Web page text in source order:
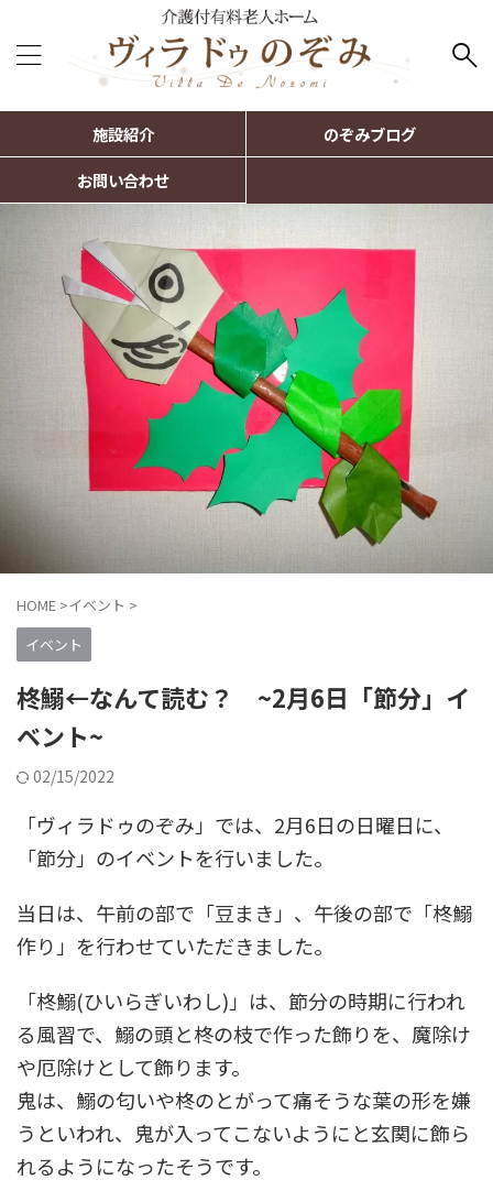
施設紹介
のぞみブログ
お問い合わせ
HOME >イベント >
イベント
柊鰯←なんて読む？ ~2月6日「節分」イ
ベント~
02/15/2022
「ヴィラドゥのぞみ」では、2月6日の日曜日に、
「節分」のイベントを行いました。
当日は、午前の部で「豆まき」、午後の部で「柊鰯
作り」を行わせていただきました。
「柊鰯(ひいらぎいわし)」は、節分の時期に行われ
る風習で、鰯の頭と柊の枝で作った飾りを、魔除け
や厄除けとして飾ります。
鬼は、鰯の匂いや柊のとがって痛そうな葉の形を嫌
うといわれ、鬼が入ってこないようにと玄関に飾ら
れるようになったそうです。